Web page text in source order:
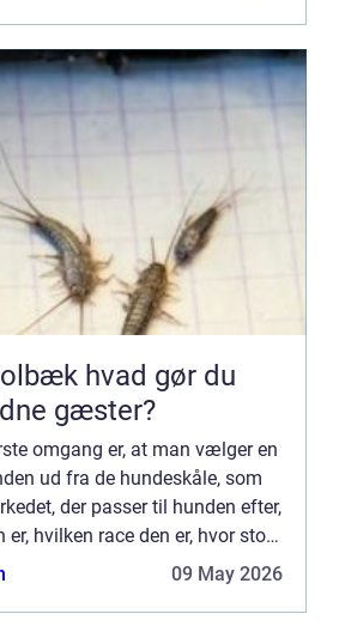
gør du
gæster?
omgang er, at man vælger en
ud fra de hundeskåle, som
der passer til hunden efter,
er, hvilken race den er, hvor stor
09 May 2026